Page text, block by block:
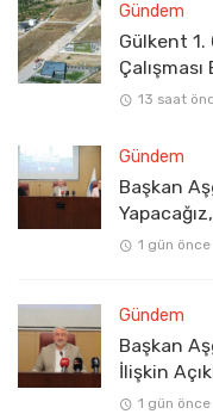
Gündem
Gülkent 1.
Çalışması
13 saat
Gündem
Başkan
1 gün önce
Gündem
Başkan
İlişkin
1 gün önce